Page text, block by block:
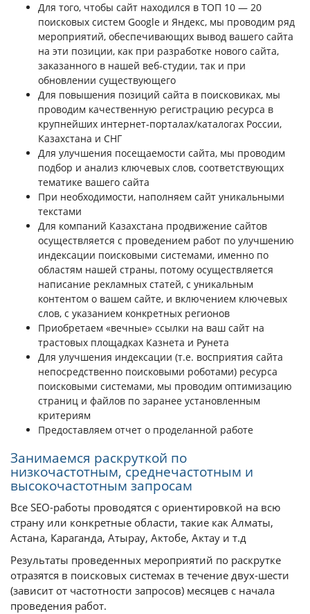
Для того, чтобы сайт находился в ТОП 10 — 20
поисковых систем Google и Яндекс, мы проводим ряд
мероприятий, обеспечивающих вывод вашего сайта
на эти позиции, как при разработке нового сайта,
заказанного в нашей веб-студии, так и при
обновлении существующего
Для повышения позиций сайта в поисковиках, мы
проводим качественную регистрацию ресурса в
крупнейших интернет-порталах/каталогах России,
Казахстана и СНГ
Для улучшения посещаемости сайта, мы проводим
подбор и анализ ключевых слов, соответствующих
тематике вашего сайта
При необходимости, наполняем сайт уникальными
текстами
Для компаний Казахстана продвижение сайтов
осуществляется с проведением работ по улучшению
индексации поисковыми системами, именно по
областям нашей страны, потому осуществляется
написание рекламных статей, с уникальным
контентом о вашем сайте, и включением ключевых
слов, с указанием конкретных регионов
Приобретаем «вечные» ссылки на ваш сайт на
трастовых площадках Казнета и Рунета
Для улучшения индексации (т.е. восприятия сайта
непосредственно поисковыми роботами) ресурса
поисковыми системами, мы проводим оптимизацию
страниц и файлов по заранее установленным
критериям
Предоставляем отчет о проделанной работе
Занимаемся раскруткой по
низкочастотным, среднечастотным и
высокочастотным запросам
Все SEO-работы проводятся с ориентировкой на всю
страну или конкретные области, такие как Алматы,
Астана, Караганда, Атырау, Актобе, Актау и т.д
Результаты проведенных мероприятий по раскрутке
отразятся в поисковых системах в течение двух-шести
(зависит от частотности запросов) месяцев с начала
проведения работ.